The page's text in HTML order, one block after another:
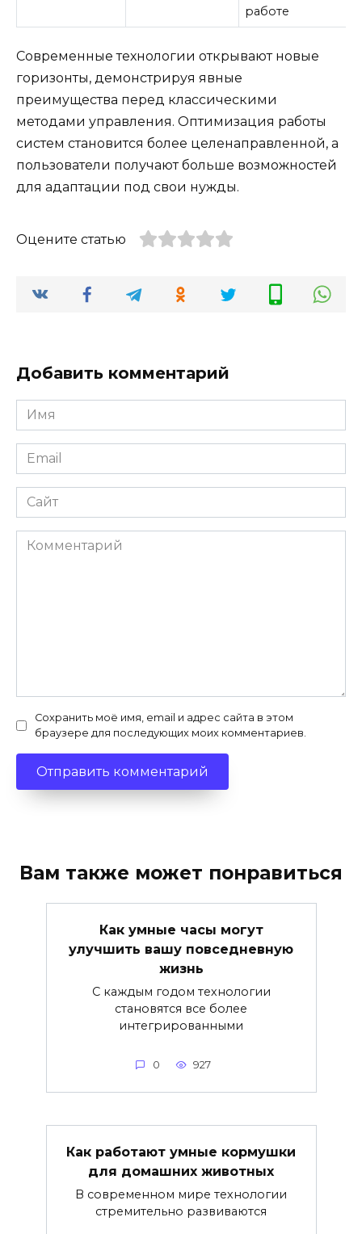
работе
Современные технологии открывают новые
горизонты, демонстрируя явные
преимущества перед классическими
методами управления. Оптимизация работы
систем становится более целенаправленной, а
пользователи получают больше возможностей
для адаптации под свои нужды.
Оцените статью
Добавить комментарий
Имя
*
Email
*
Сайт
Комментарий
Сохранить моё имя, email и адрес сайта в этом
браузере для последующих моих комментариев.
Вам также может понравиться
Как умные часы могут
улучшить вашу повседневную
жизнь
С каждым годом технологии
становятся все более
интегрированными
0 927
Как работают умные кормушки
для домашних животных
В современном мире технологии
стремительно развиваются